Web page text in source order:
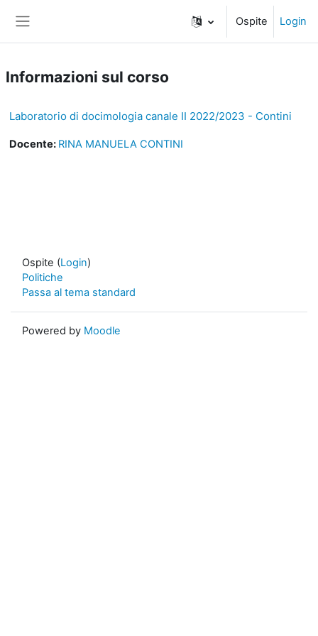
Ospite Login
Informazioni sul corso
Laboratorio di docimologia canale II 2022/2023 - Contini
Docente: RINA MANUELA CONTINI
Ospite (Login)
Politiche
Passa al tema standard
Powered by Moodle